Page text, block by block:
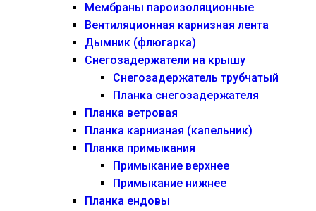
Мембраны пароизоляционные
Вентиляционная карнизная лента
Дымник (флюгарка)
Снегозадержатели на крышу
Снегозадержатель трубчатый
Планка снегозадержателя
Планка ветровая
Планка карнизная (капельник)
Планка примыкания
Примыкание верхнее
Примыкание нижнее
Планка ендовы